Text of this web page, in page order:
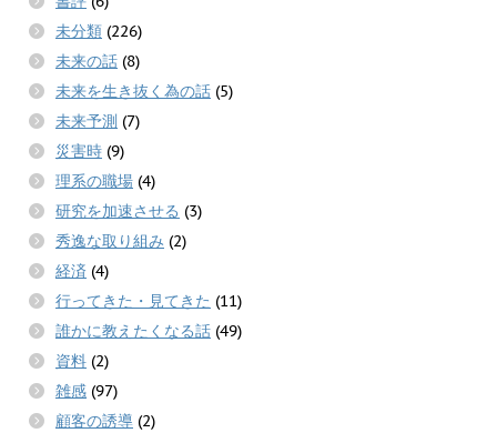
未分類 (226)
未来の話 (8)
未来を生き抜く為の話 (5)
未来予測 (7)
災害時 (9)
理系の職場 (4)
研究を加速させる (3)
秀逸な取り組み (2)
経済 (4)
行ってきた・見てきた (11)
誰かに教えたくなる話 (49)
資料 (2)
雑感 (97)
顧客の誘導 (2)